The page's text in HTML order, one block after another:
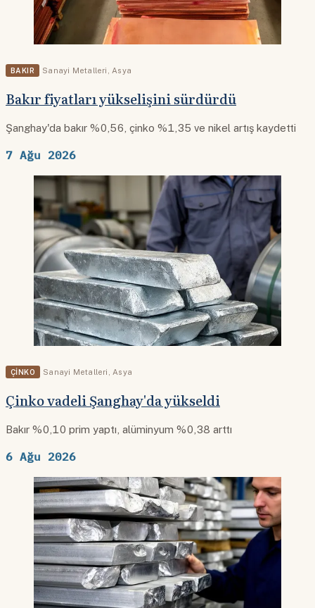
BAKIR Sanayi Metalleri Asya
Bakır fiyatları yükselişini sürdürdü
Şanghay'da bakır %0,56, çinko %1,35 ve nikel artış kaydetti
7 Ağu 2026
ÇINKO Sanayi Metalleri Asya
Çinko vadeli Şanghay'da yükseldi
Bakır %0,10 prim yaptı, alüminyum %0,38 arttı
6 Ağu 2026